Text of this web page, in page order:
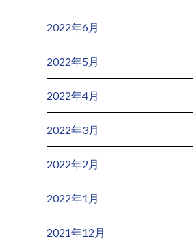
2022年6月
2022年5月
2022年4月
2022年3月
2022年2月
2022年1月
2021年12月